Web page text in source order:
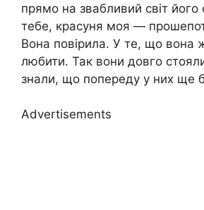
прямо на звабливий світ
тебе, красуня моя —
Вона повірила. У те, що вона
любити. Так вони довго
знали, що попереду у них ще
Advertisements